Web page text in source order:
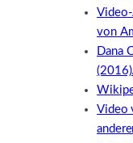
Video-
von
Dana
(2016).
Video